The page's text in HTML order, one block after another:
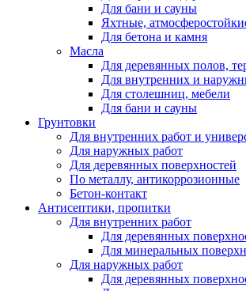
Для бани и сауны
Яхтные,
Для бетона и камня
Масла
Для деревянных полов,
Для внутренних и
Для столешниц, мебели
Для бани и сауны
Грунтовки
Для внутренних работ и
Для наружных работ
Для деревянных поверхностей
По металлу, антикоррозионные
Бетон-контакт
Антисептики, пропитки
Для внутренних работ
Для деревянных
Для минеральных
Для наружных работ
Для деревянных